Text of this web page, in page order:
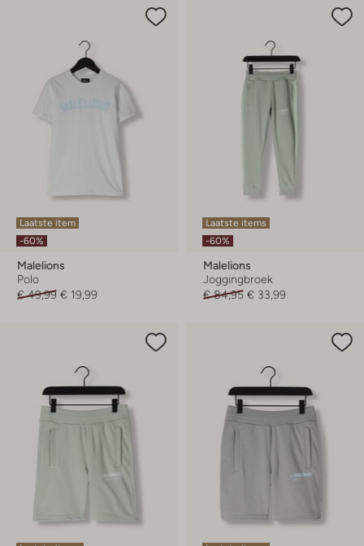
Laatste item
-60%
Malelions
Polo
€ 49,99 € 19,99
Laatste items
-60%
Malelions
Joggingbroek
€ 84,95 € 33,99